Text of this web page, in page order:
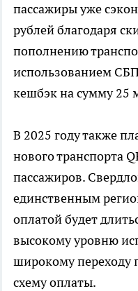
пассажиры уже
рублей благодаря
пополнению
использованием
кешбэк на сумму 25
В 2025 году также
нового транспорта
пассажиров.
единственным
оплатой будет
высокому уровню
широкому переходу
схему оплаты.